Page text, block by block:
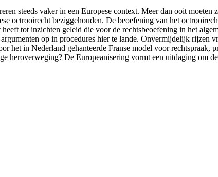
steeds vaker in een Europese context. Meer dan ooit
octrooirecht beziggehouden. De beoefening van het
tot inzichten geleid die voor de rechtsbeoefening in het
op in procedures hier te lande. Onvermijdelijk rijzen
het in Nederland gehanteerde Franse model voor rechtspraak,
heroverweging? De Europeanisering vormt een uitdaging om